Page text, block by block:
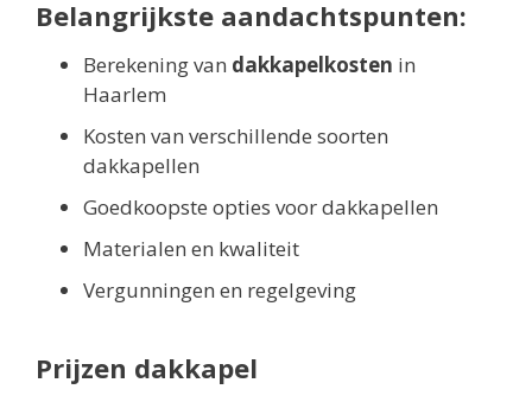
Belangrijkste aandachtspunten:
Berekening van dakkapelkosten in
Haarlem
Kosten van verschillende soorten
dakkapellen
Goedkoopste opties voor dakkapellen
Materialen en kwaliteit
Vergunningen en regelgeving
Prijzen dakkapel